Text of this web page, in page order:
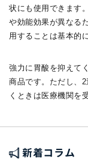
状にも使用できます
や効能効果が異なる
用することは基本的
強力に胃酸を抑えて
商品です。ただし、
くときは医療機関を
新着コラム